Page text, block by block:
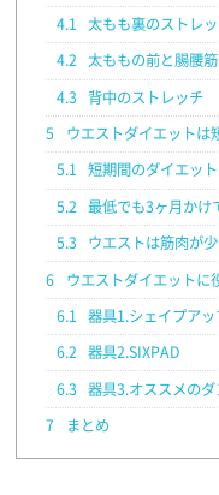
4.1 太もも裏のストレ
4.2 太ももの前と腸腰
4.3 背中のストレッチ
5
ウエストダイエットは
5.1 短期間のダイエッ
5.2 最低でも3ヶ月かけ
5.3 ウエストは筋肉が
6
ウエストダイエットに
6.1 器具1.シェイプア
6.2 器具2.SIXPAD
6.3 器具3.オススメの
7
まとめ